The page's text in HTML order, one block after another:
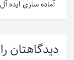
آماده سازی ایده
دیدگاهتان